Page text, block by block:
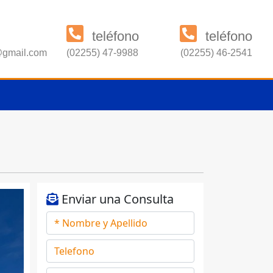
teléfono
(02255) 47-9988
teléfono
(02255) 46-2541
Enviar una Consulta